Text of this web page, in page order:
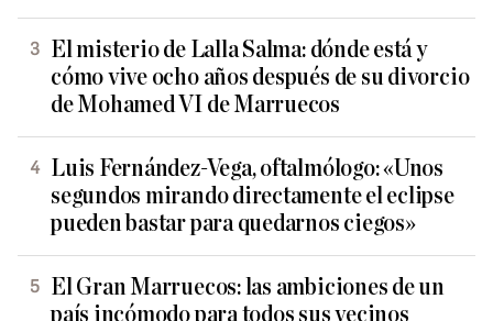
El misterio de Lalla Salma: dónde está y
cómo vive ocho años después de su divorcio
de Mohamed VI de Marruecos
Luis Fernández-Vega, oftalmólogo: «Unos
segundos mirando directamente el eclipse
pueden bastar para quedarnos ciegos»
El Gran Marruecos: las ambiciones de un
país incómodo para todos sus vecinos